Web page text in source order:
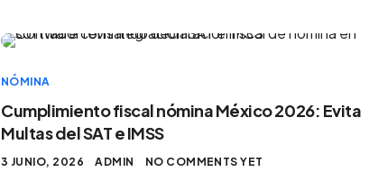
NÓMINA
Cumplimiento fiscal nómina México 2026: Evita
Multas del SAT e IMSS
3 JUNIO, 2026 ADMIN NO COMMENTS YET